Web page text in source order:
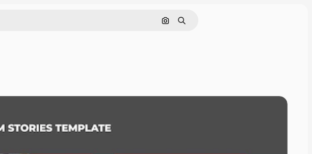
Cerca per immagine
Ricerca